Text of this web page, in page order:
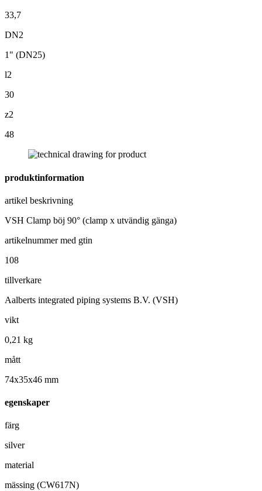
33,7
DN2
1" (DN25)
l2
30
z2
48
produktinformation
artikel beskrivning
VSH Clamp böj 90° (clamp x utvändig gänga)
artikelnummer med gtin
108
tillverkare
Aalberts integrated piping systems B.V. (VSH)
vikt
0,21 kg
mått
74x35x46 mm
egenskaper
färg
silver
material
mässing (CW617N)